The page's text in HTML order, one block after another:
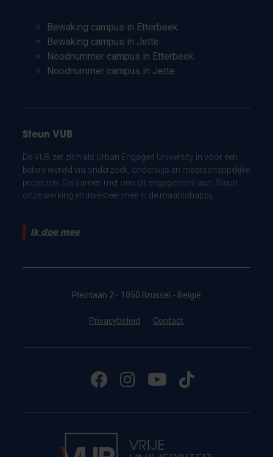
Bewaking campus in Etterbeek
Bewaking campus in Jette
Noodnummer campus in Etterbeek
Noodnummer campus in Jette
Steun VUB
De VUB zet zich als Urban Engaged University in voor een
betere wereld via onderzoek, onderwijs en maatschappelijke
projecten. Ga samen met ons dit engagement aan. Steun
onze werking en investeer mee in de maatschappij.
Ik doe mee
Pleinlaan 2 - 1050 Brussel - België
Privacybeleid Contact